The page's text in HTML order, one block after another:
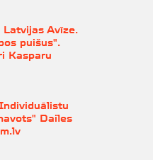
Avīze.
puišus".
Kasparu
Dailes